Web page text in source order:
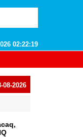
02:22:20
08-2026